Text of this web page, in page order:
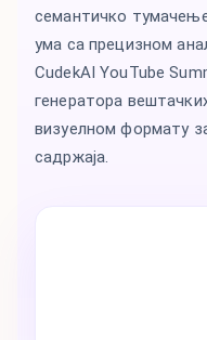
семантичко
ума са прецизном
CudekAI YouTube
генератора
визуелном формату
садржаја.